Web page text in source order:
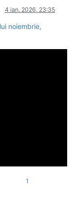
4 ian. 2026, 23:35
noiembrie,
1